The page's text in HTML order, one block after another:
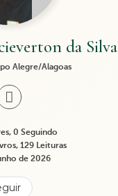
da Silva
Alegre/Alagoas
0 Seguindo
129 Leituras
de 2026